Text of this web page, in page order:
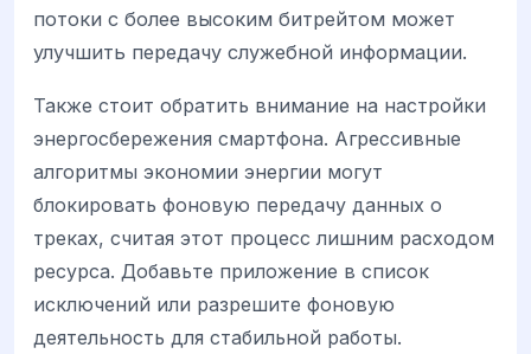
потоки с более высоким битрейтом может
улучшить передачу служебной информации.
Также стоит обратить внимание на настройки
энергосбережения смартфона. Агрессивные
алгоритмы экономии энергии могут
блокировать фоновую передачу данных о
треках, считая этот процесс лишним расходом
ресурса. Добавьте приложение в список
исключений или разрешите фоновую
деятельность для стабильной работы.